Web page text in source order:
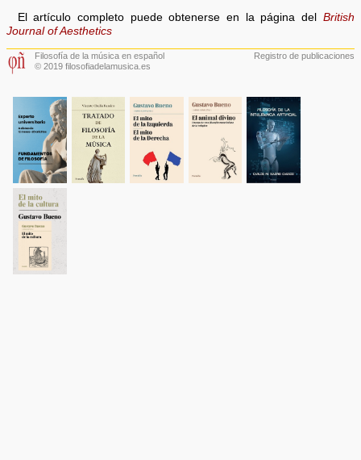
El artículo completo puede obtenerse en la página del British
Journal of Aesthetics
Filosofía de la música en español
© 2019 filosofiadelamusica.es
Registro de publicaciones